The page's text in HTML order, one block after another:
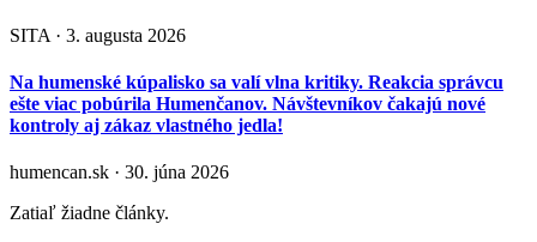
SITA · 3. augusta 2026
Na humenské kúpalisko sa valí vlna kritiky. Reakcia správcu
ešte viac pobúrila Humenčanov. Návštevníkov čakajú nové
kontroly aj zákaz vlastného jedla!
humencan.sk · 30. júna 2026
Zatiaľ žiadne články.